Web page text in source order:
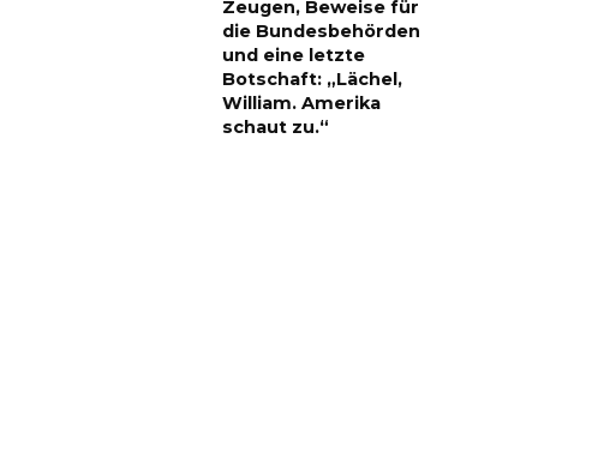
Zeugen, Beweise für
die Bundesbehörden
und eine letzte
Botschaft: „Lächel,
William. Amerika
schaut zu.“